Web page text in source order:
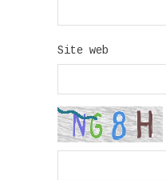
Site web